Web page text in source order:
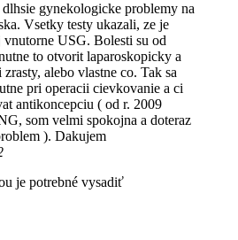
gynekologicke problemy na
Vsetky testy ukazali, ze je
USG. Bolesti su od
to otvorit laparoskopicky a
alebo vlastne co. Tak sa
pri operacii cievkovanie a ci
antikoncepciu ( od r. 2009
som velmi spokojna a doteraz
). Dakujem
je potrebné vysadiť